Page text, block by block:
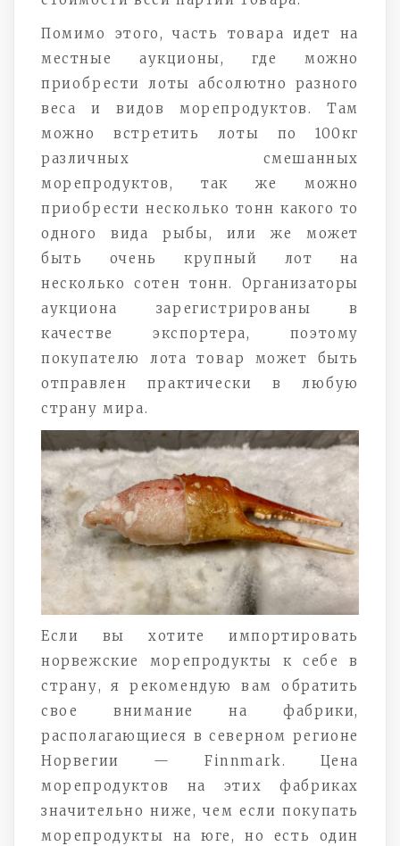
Помимо этого, часть товара идет на
местные аукционы, где можно
приобрести лоты абсолютно разного
веса и видов морепродуктов. Там
можно встретить лоты по 100кг
различных смешанных
морепродуктов, так же можно
приобрести несколько тонн какого то
одного вида рыбы, или же может
быть очень крупный лот на
несколько сотен тонн. Организаторы
аукциона зарегистрированы в
качестве экспортера, поэтому
покупателю лота товар может быть
отправлен практически в любую
страну мира.
Если вы хотите импортировать
норвежские морепродукты к себе в
страну, я рекомендую вам обратить
свое внимание на фабрики,
располагающиеся в северном регионе
Норвегии — Finnmark. Цена
морепродуктов на этих фабриках
значительно ниже, чем если покупать
морепродукты на юге, но есть один